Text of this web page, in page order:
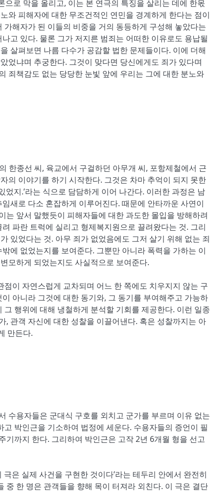
로 막을 올리고, 이는 본 연극의 특징을 살리는 데에 한몫
와 피해자에 대한 무조건적인 연민을 경계하게 한다는 점이
해자가 된 이들의 비중을 거의 동등하게 구성해 놓았다는
고 있다. 물론 그가 저지른 범죄는 어떠한 이유로도 용납될
살펴보면 나름 다수가 공감할 법한 문제들이다. 이에 더해
었냐며 추궁한다. 그것이 맞다면 당신에게도 죄가 있다며
죄책감도 없는 당당한 눈빛 앞에 우리는 그에 대한 분노와
한종선 씨, 육교에서 구걸하던 아무개 씨, 포항제철에서 근
의 이야기를 하기 시작한다. 그것은 차마 추억이 되지 못한
지.’라는 식으로 담담하게 이어 나간다. 이러한 과정은 남
새로 다소 혼잡하게 이루어진다. 때문에 안타까운 사연이
앞서 말했듯이 피해자들에 대한 과도한 몰입을 방해하려
파란 트럭에 실리고 형제복지원으로 끌려왔다는 것. 그리
있었다는 것. 아무 죄가 없었음에도 그저 살기 위해 없는 죄
에 없었는지를 보여준다. 그뿐만 아니라 폭력을 가하는 이
모하게 되었는지도 사실적으로 보여준다.
이 자연스럽게 교차되며 어느 한 쪽에도 치우지지 않는 구
아니라 그것에 대한 동기와, 그 동기를 부여해주고 가능하
행위에 대해 냉철하게 분석할 기회를 제공한다. 이런 일종
관객 자신에 대한 성찰을 이끌어낸다. 혹은 성찰까지는 아
만든다.
수용자들은 군대식 구호를 외치고 군가를 부르며 이유 없는
박인근을 기소하여 법정에 세운다. 수용자들의 증언이 필
까지 한다. 그리하여 박인근은 고작 2년 6개월 형을 선고
은 실제 사건을 구현한 것이다’라는 테두리 안에서 완전히
한 명은 관객들을 향해 목이 터져라 외친다. 이 극은 결단